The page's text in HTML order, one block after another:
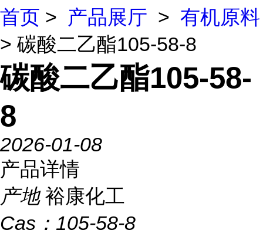
首页 > 产品展厅 > 有机原料
> 碳酸二乙酯105-58-8
碳酸二乙酯105-58-
8
2026-01-08
产品详情
产地 裕康化工
Cas： 105-58-8